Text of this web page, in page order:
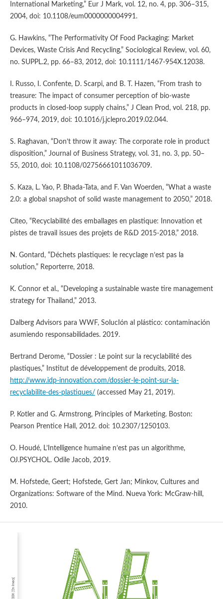
International Marketing,” Eur J Mark, vol. 12, no. 4, pp. 306–315,
2004, doi: 10.1108/eum0000000004991.
G. Hawkins, “The Performativity Of Food Packaging: Market
Devices, Waste Crisis And Recycling,” Sociological Review, vol. 60,
no. SUPPL.2, pp. 66–83, 2012, doi: 10.1111/1467-954X.12038.
I. Russo, I. Confente, D. Scarpi, and B. T. Hazen, “From trash to
treasure: The impact of consumer perception of bio-waste
products in closed-loop supply chains,” J Clean Prod, vol. 218, pp.
966–974, 2019, doi: 10.1016/j.jclepro.2019.02.044.
S. Raghavan, “Don’t throw it away: The corporate role in product
disposition,” Journal of Business Strategy, vol. 31, no. 3, pp. 50–
55, 2010, doi: 10.1108/02756661011036709.
S. Kaza, L. Yao, P. Bhada-Tata, and F. Van Woerden, “What a waste
2.0: a global snapshot of solid waste management to 2050,” 2018.
Citeo, “Recyclabilité des emballages en plastique: Innovation et
pistes de travail issues des projets de R&D 2015-2018,” 2018.
N. Gontard, “Déchets plastiques: le recyclage n’est pas la
solution,” Reporterre, 2018.
K. Connor et al., “Developing a sustainable waste tire management
strategy for Thailand,” 2013.
Dalberg Advisors para WWF, SolucIón al plástico: contaminación
asumiendo responsabilidades. 2019.
Bertrand Derome, “Dossier : Le point sur la recyclabilité des
plastiques,” Institut de développement de produits, 2018.
http://www.idp-innovation.com/dossier-le-point-sur-la-
recyclabilite-des-plastiques/ (accessed May 21, 2019).
P. Kotler and G. Armstrong, Principles of Marketing. Boston:
Pearson Prentice Hall, 2012. doi: 10.2307/1250103.
O. Houdé, L’Intelligence humaine n’est pas un algorithme,
OJ.PSYCHOL. Odile Jacob, 2019.
M. Hofstede, Geert; Hofstede, Gert Jan; Minkov, Cultures and
Organizations: Software of the Mind. Nueva York: McGraw-hill,
2010.